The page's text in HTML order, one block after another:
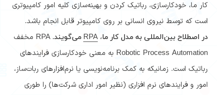
کار ما، خودکارسازی، رباتیک کردن و بهینه‌سازی کلیه امور کامپیوتری
است که توسط نیروی انسانی بر روی کامپیوتر قابل انجام باشد.
در اصطلاح بین‌المللی به مدل کار ما،RPA می‌گویند.
RPA مخفف
Robotic Process Automation به معنی خودکارسازی فرایندهای
رباتیک است. ‌زمانیکه به کمک برنامه‌نویسی یا نرم‌افزارهای ربات‌ساز،
امور و فرایند‌های نرم افزاری (نظیر امور اداری شرکت‌ها) را طوری